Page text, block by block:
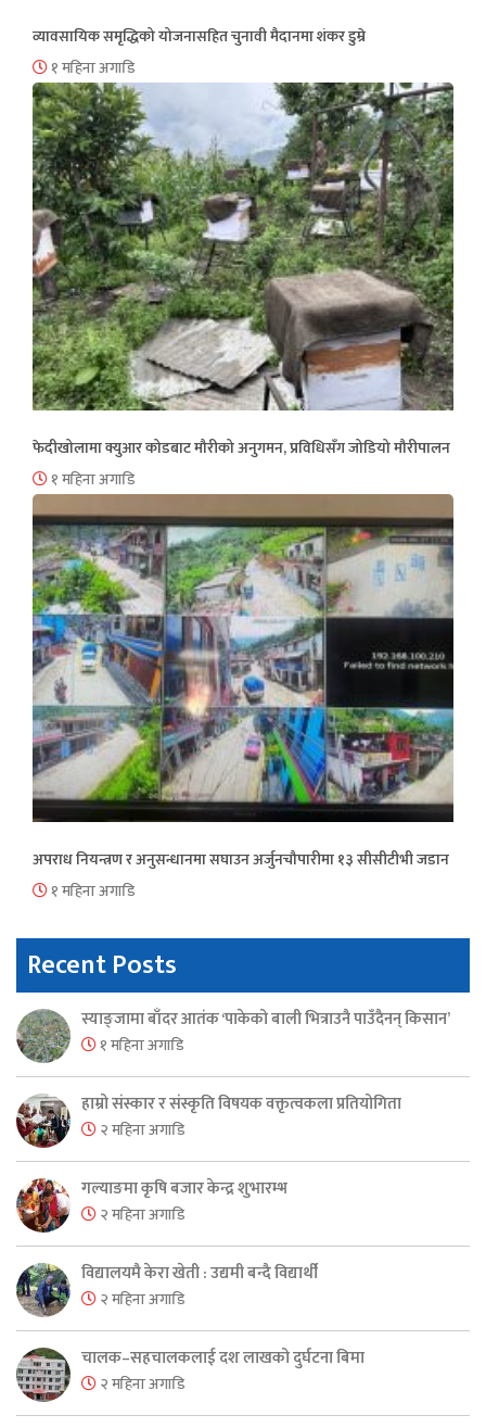
व्यावसायिक समृद्धिको योजनासहित चुनावी मैदानमा शंकर डुम्रे
१ महिना अगाडि
फेदीखोलामा क्युआर कोडबाट मौरीको अनुगमन, प्रविधिसँग जोडियो मौरीपालन
१ महिना अगाडि
अपराध नियन्त्रण र अनुसन्धानमा सघाउन अर्जुनचौपारीमा १३ सीसीटीभी जडान
१ महिना अगाडि
Recent Posts
स्याङ्जामा बाँदर आतंक ‘पाकेको बाली भित्राउनै पाउँदैनन् किसान’
१ महिना अगाडि
हाम्रो संस्कार र संस्कृति विषयक वक्तृत्वकला प्रतियोगिता
२ महिना अगाडि
गल्याङमा कृषि बजार केन्द्र शुभारम्भ
२ महिना अगाडि
विद्यालयमै केरा खेती : उद्यमी बन्दै विद्यार्थी
२ महिना अगाडि
चालक–सहचालकलाई दश लाखको दुर्घटना बिमा
२ महिना अगाडि